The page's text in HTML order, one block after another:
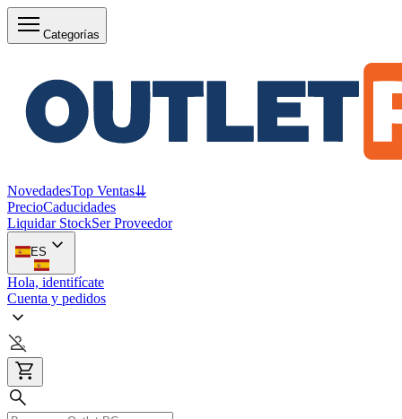
Categorías
NovedadesTop Ventas⇊
PrecioCaducidades
Liquidar StockSer Proveedor
ES
Hola, identifícate
Cuenta y pedidos